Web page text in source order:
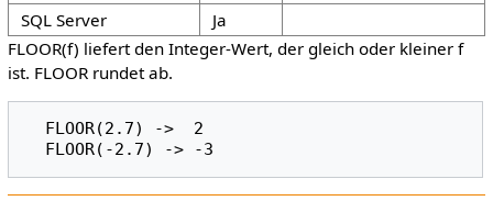
SQL Server
Ja
FLOOR(f) liefert den Integer-Wert, der gleich oder kleiner f
ist. FLOOR rundet ab.